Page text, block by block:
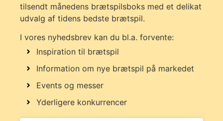
tilsendt månedens brætspilsboks med et delikat
udvalg af tidens bedste brætspil.
I vores nyhedsbrev kan du bl.a. forvente:
Inspiration til brætspil
Information om nye brætspil på markedet
Events og messer
Yderligere konkurrencer